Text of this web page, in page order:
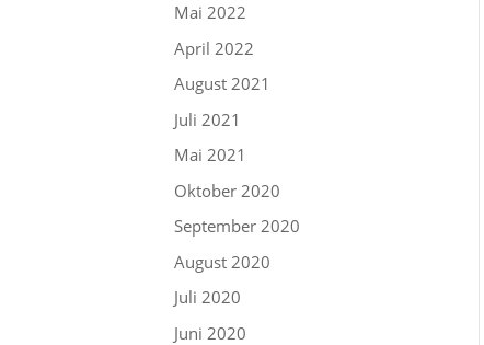
Mai 2022
April 2022
August 2021
Juli 2021
Mai 2021
Oktober 2020
September 2020
August 2020
Juli 2020
Juni 2020